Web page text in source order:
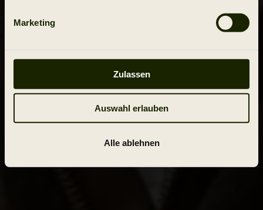
Marketing
Zulassen
Auswahl erlauben
Alle ablehnen